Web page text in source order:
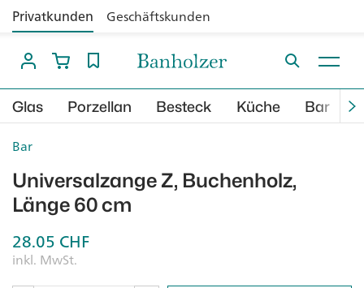
Privatkunden Geschäftskunden
Glas Porzellan Besteck Küche Bar
Bar
Universalzange Z, Buchenholz,
Länge 60 cm
28.05 CHF
inkl. MwSt.